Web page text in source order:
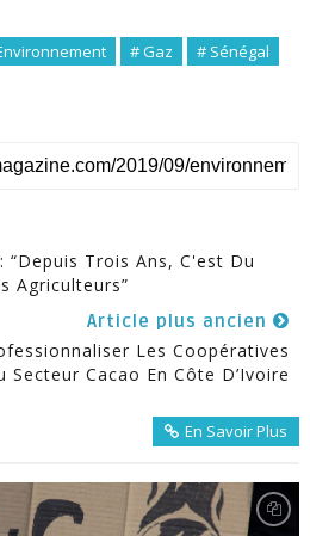
# Gaz # Sénégal
“depuis Trois Ans, C'est Du
Agriculteurs”
Article plus ancien
Les Coopératives
Secteur Cacao En Côte D’Ivoire
En Savoir Plus